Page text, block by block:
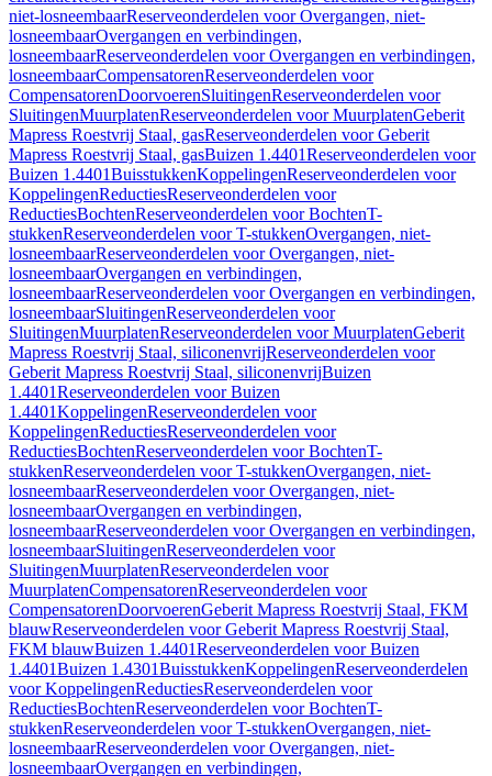
niet-losneembaarReserveonderdelen voor Overgangen, niet-
losneembaarOvergangen en verbindingen,
losneembaarReserveonderdelen voor Overgangen en verbindingen,
losneembaarCompensatorenReserveonderdelen voor
CompensatorenDoorvoerenSluitingenReserveonderdelen voor
SluitingenMuurplatenReserveonderdelen voor MuurplatenGeberit
Mapress Roestvrij Staal, gasReserveonderdelen voor Geberit
Mapress Roestvrij Staal, gasBuizen 1.4401Reserveonderdelen voor
Buizen 1.4401BuisstukkenKoppelingenReserveonderdelen voor
KoppelingenReductiesReserveonderdelen voor
ReductiesBochtenReserveonderdelen voor BochtenT-
stukkenReserveonderdelen voor T-stukkenOvergangen, niet-
losneembaarReserveonderdelen voor Overgangen, niet-
losneembaarOvergangen en verbindingen,
losneembaarReserveonderdelen voor Overgangen en verbindingen,
losneembaarSluitingenReserveonderdelen voor
SluitingenMuurplatenReserveonderdelen voor MuurplatenGeberit
Mapress Roestvrij Staal, siliconenvrijReserveonderdelen voor
Geberit Mapress Roestvrij Staal, siliconenvrijBuizen
1.4401Reserveonderdelen voor Buizen
1.4401KoppelingenReserveonderdelen voor
KoppelingenReductiesReserveonderdelen voor
ReductiesBochtenReserveonderdelen voor BochtenT-
stukkenReserveonderdelen voor T-stukkenOvergangen, niet-
losneembaarReserveonderdelen voor Overgangen, niet-
losneembaarOvergangen en verbindingen,
losneembaarReserveonderdelen voor Overgangen en verbindingen,
losneembaarSluitingenReserveonderdelen voor
SluitingenMuurplatenReserveonderdelen voor
MuurplatenCompensatorenReserveonderdelen voor
CompensatorenDoorvoerenGeberit Mapress Roestvrij Staal, FKM
blauwReserveonderdelen voor Geberit Mapress Roestvrij Staal,
FKM blauwBuizen 1.4401Reserveonderdelen voor Buizen
1.4401Buizen 1.4301BuisstukkenKoppelingenReserveonderdelen
voor KoppelingenReductiesReserveonderdelen voor
ReductiesBochtenReserveonderdelen voor BochtenT-
stukkenReserveonderdelen voor T-stukkenOvergangen, niet-
losneembaarReserveonderdelen voor Overgangen, niet-
losneembaarOvergangen en verbindingen,